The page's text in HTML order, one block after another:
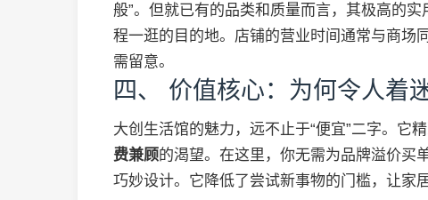
般”。但就已有的品类和质量而言，其极高的
程一逛的目的地。店铺的营业时间通常与商场
需留意。
四、 价值核心：为何令人着迷
大创生活馆的魅力，远不止于“便宜”二字。它
费兼顾的渴望。在这里，你无需为品牌溢价买
巧妙设计。它降低了尝试新事物的门槛，让家